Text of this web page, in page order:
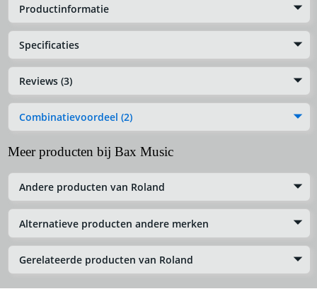
Productinformatie
Specificaties
Reviews (3)
Combinatievoordeel (2)
Meer producten bij Bax Music
Andere producten van Roland
Alternatieve producten andere merken
Gerelateerde producten van Roland